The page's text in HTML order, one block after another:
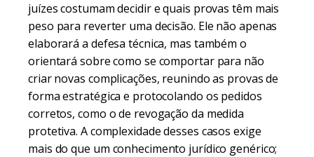
juízes costumam decidir e quais provas têm mais
peso para reverter uma decisão. Ele não apenas
elaborará a defesa técnica, mas também o
orientará sobre como se comportar para não
criar novas complicações, reunindo as provas de
forma estratégica e protocolando os pedidos
corretos, como o de revogação da medida
protetiva. A complexidade desses casos exige
mais do que um conhecimento jurídico genérico;